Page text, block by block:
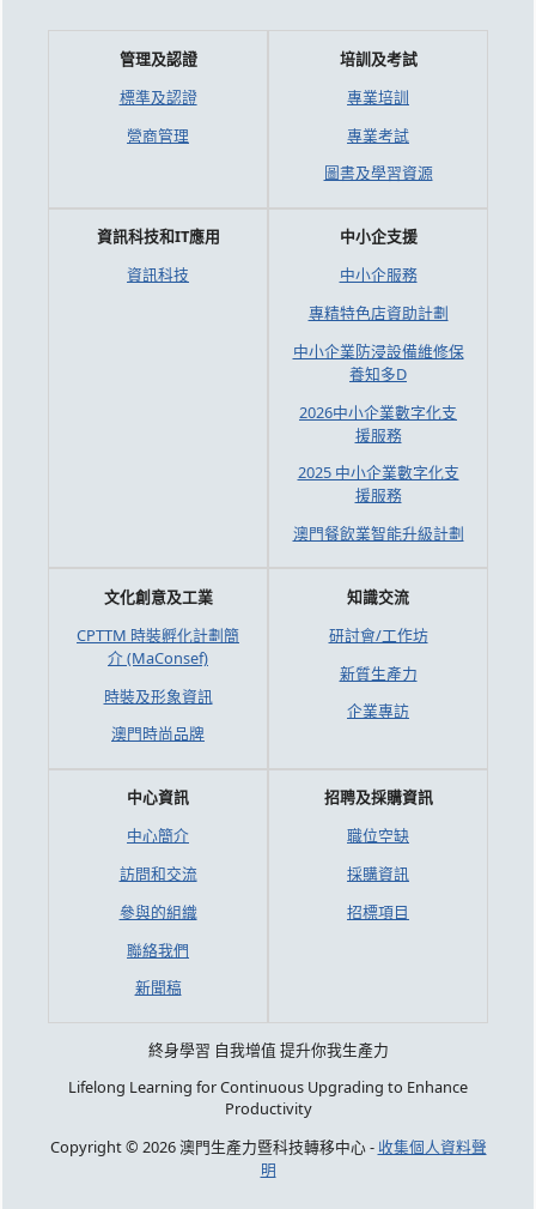
管理及認證
標準及認證
營商管理
培訓及考試
專業培訓
專業考試
圖書及學習資源
資訊科技和IT應用
資訊科技
中小企支援
中小企服務
專精特色店資助計劃
中小企業防浸設備維修保
養知多D
2026中小企業數字化支
援服務
2025 中小企業數字化支
援服務
澳門餐飲業智能升級計劃
文化創意及工業
CPTTM 時裝孵化計劃簡
介 (MaConsef)
時裝及形象資訊
澳門時尚品牌
知識交流
研討會/工作坊
新質生產力
企業專訪
中心資訊
中心簡介
訪問和交流
參與的組織
聯絡我們
新聞稿
招聘及採購資訊
職位空缺
採購資訊
招標項目
終身學習 自我增值 提升你我生產力
Lifelong Learning for Continuous Upgrading to Enhance
Productivity
Copyright © 2026 澳門生產力暨科技轉移中心 - 收集個人資料聲
明